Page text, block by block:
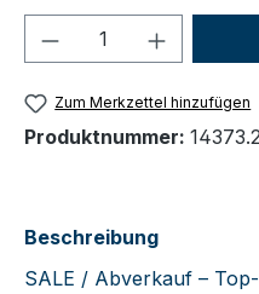
Produkt Anzahl:
Zum Merkzettel hinzufügen
Produktnummer:
Beschreibung
SALE / Abverkauf –